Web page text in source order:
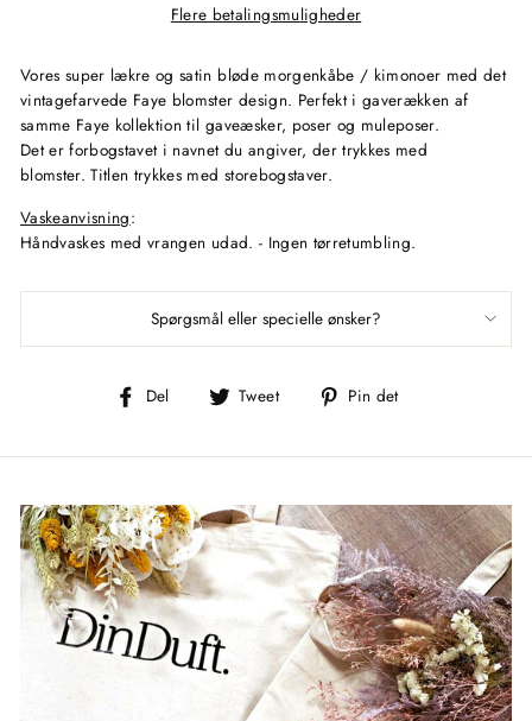
Flere betalingsmuligheder
Vores super lækre og satin bløde morgenkåbe / kimonoer med det
vintagefarvede Faye blomster design. Perfekt i gaverækken af
samme Faye kollektion til gaveæsker, poser og muleposer.
Det er forbogstavet i navnet du angiver, der trykkes med
blomster. Titlen trykkes med storebogstaver.
Vaskeanvisning:
Håndvaskes medvrangen udad. - Ingen tørretumbling.
Spørgsmål eller specielle ønsker?
Del
Del
Tweet
Tweet Pin det